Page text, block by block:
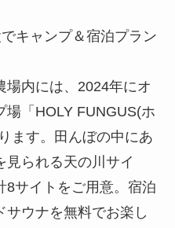
キャンプ＆宿泊プラン
場内には、2024年にオ
場「HOLY FUNGUS(ホ
ます。田んぼの中にあ
見られる天の川サイ
8サイトをご用意。宿泊
ウナを無料でお楽し